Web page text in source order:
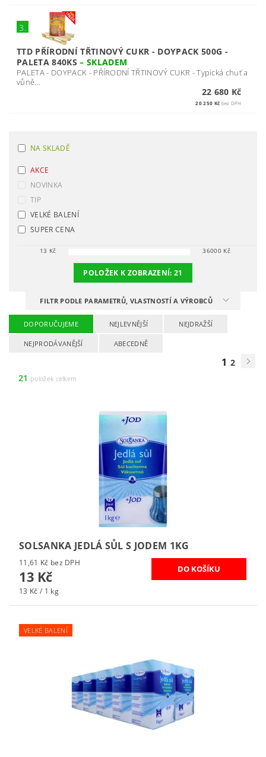
3.
TTD PŘÍRODNÍ TŘTINOVÝ CUKR - DOYPACK 500G -
PALETA 840KS– SKLADEM
PALETA - DOYPACK - PŘÍRODNÍ TŘTINOVÝ CUKR - Typická chuť a
vůně...
22 680 Kč
20 250 Kč bez DPH
NA SKLADĚ
AKCE
NOVINKA
TIP
VELKÉ BALENÍ
SUPER CENA
13 Kč 36000Kč
POLOŽEK K ZOBRAZENÍ:21
FILTR PODLE PARAMETRŮ, VLASTNOSTÍ A VÝROBCŮ
DOPORUČUJEME NEJLEVNĚJŠÍ NEJDRAŽŠÍ
NEJPRODÁVANĚJŠÍ ABECEDNĚ
1 2
21 položek celkem
SOLSANKA JEDLÁ SŮL S JODEM 1KG
11,61 Kč bez DPH
13 Kč
13 Kč / 1 kg
VELKÉ BALENÍ